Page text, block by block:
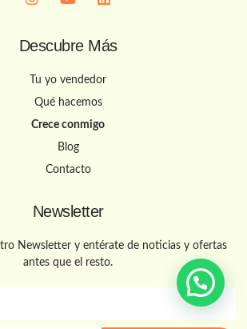
Descubre Más
Tu yo vendedor
Qué hacemos
Crece conmigo
Blog
Contacto
Newsletter
Newsletter y entérate de noticias y ofertas
antes que el resto.